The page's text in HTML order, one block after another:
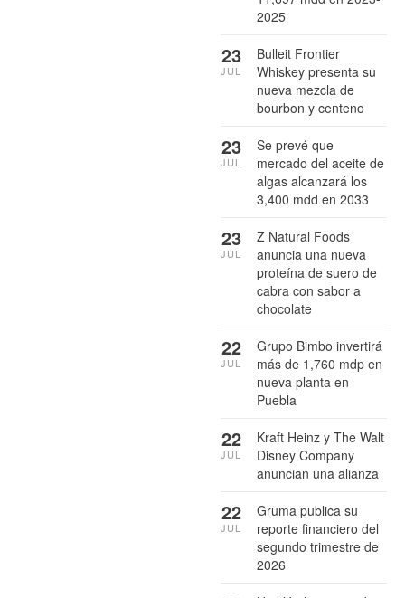
2025
Bulleit Frontier
Whiskey presenta su
nueva mezcla de
bourbon y centeno
23
JUL
Se prevé que
mercado del aceite de
algas alcanzará los
3,400 mdd en 2033
23
JUL
Z Natural Foods
anuncia una nueva
proteína de suero de
cabra con sabor a
chocolate
23
JUL
Grupo Bimbo invertirá
más de 1,760 mdp en
nueva planta en
Puebla
22
JUL
Kraft Heinz y The Walt
Disney Company
anuncian una alianza
22
JUL
Gruma publica su
reporte financiero del
segundo trimestre de
2026
22
JUL